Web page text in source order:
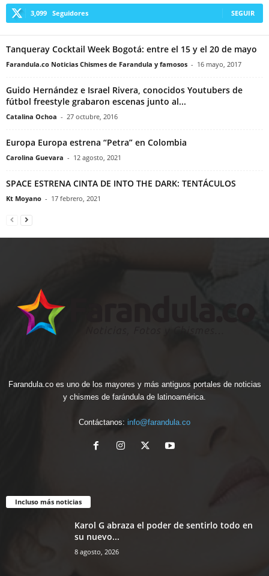
3,099 Seguidores SEGUIR
Tanqueray Cocktail Week Bogotá: entre el 15 y el 20 de mayo
Farandula.co Noticias Chismes de Farandula y famosos - 16 mayo, 2017
Guido Hernández e Israel Rivera, conocidos Youtubers de
fútbol freestyle grabaron escenas junto al...
Catalina Ochoa - 27 octubre, 2016
Europa Europa estrena “Petra” en Colombia
Carolina Guevara - 12 agosto, 2021
SPACE ESTRENA CINTA DE INTO THE DARK: TENTÁCULOS
Kt Moyano - 17 febrero, 2021
Farandula.co es uno de los mayores y más antiguos portales de noticias
y chismes de farándula de latinoamérica.
Contáctanos: info@farandula.co
Incluso más noticias
Karol G abraza el poder de sentirlo todo en
su nuevo...
8 agosto, 2026